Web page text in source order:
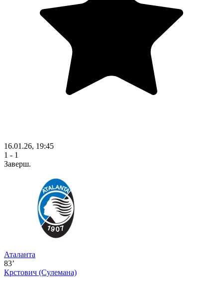
16.01.26, 19:45
1 - 1
Заверш.
Аталанта
83’
Крстович (Сулемана)